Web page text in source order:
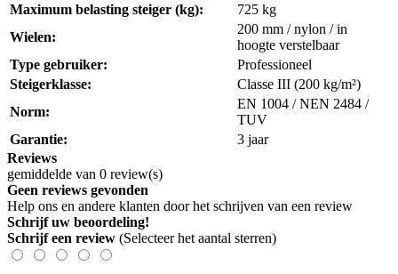
Maximum belasting steiger (kg):
725 kg
Wielen:
200 mm / nylon / in
hoogte verstelbaar
Type gebruiker:
Professioneel
Steigerklasse:
Classe III (200 kg/m²)
Norm:
EN 1004 / NEN 2484 /
TUV
Garantie:
3 jaar
Reviews
gemiddelde van 0 review(s)
Geen reviews gevonden
Help ons en andere klanten door het schrijven van een review
Schrijf uw beoordeling!
Schrijf een review (Selecteer het aantal sterren)